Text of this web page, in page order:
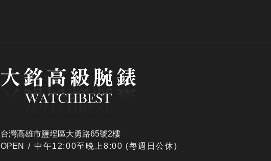
台灣高雄市鹽埕區大勇路65號2樓
OPEN / ​中午12:00至晚上8:00 (每週日公休)